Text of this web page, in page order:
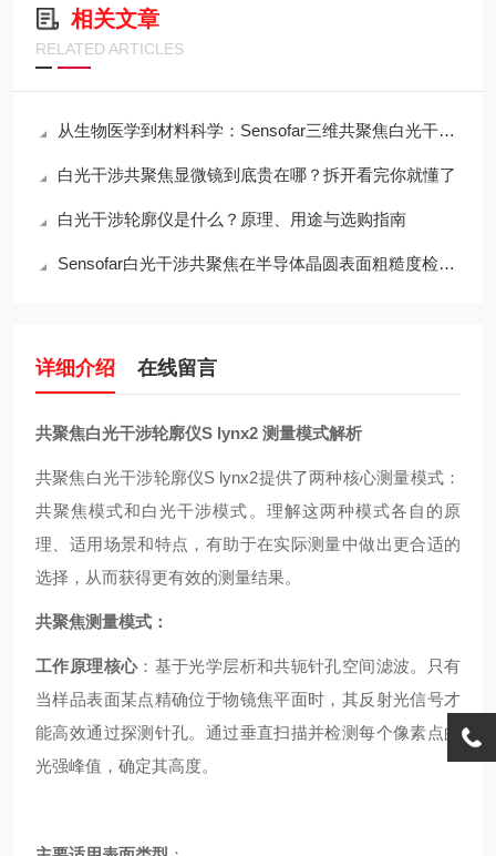
相关文章
RELATED ARTICLES
从生物医学到材料科学：Sensofar三维共聚焦白光干涉仪的跨领域应用传奇
白光干涉共聚焦显微镜到底贵在哪？拆开看完你就懂了
白光干涉轮廓仪是什么？原理、用途与选购指南
Sensofar白光干涉共聚焦在半导体晶圆表面粗糙度检测中的应用与行业标准对标
详细介绍 在线留言
共聚焦白光干涉轮廓仪S lynx2 测量模式解析
共聚焦白光干涉轮廓仪S lynx2提供了两种核心测量模式：
共聚焦模式和白光干涉模式。理解这两种模式各自的原
理、适用场景和特点，有助于在实际测量中做出更合适的
选择，从而获得更有效的测量结果。
共聚焦测量模式：
工作原理核心：基于光学层析和共轭针孔空间滤波。只有
当样品表面某点精确位于物镜焦平面时，其反射光信号才
能高效通过探测针孔。通过垂直扫描并检测每个像素点的
光强峰值，确定其高度。